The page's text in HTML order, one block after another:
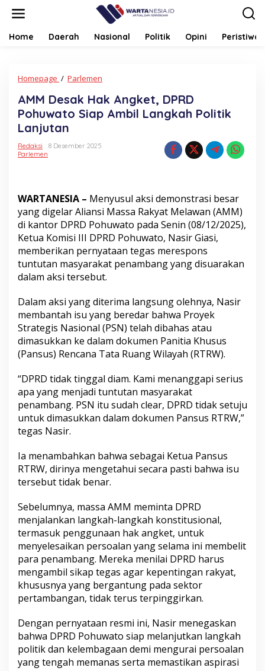
Home Daerah Nasional Politik Opini Peristiwa
Homepage / Parlemen
Hak
Angket,
DPRD
AMM Desak Hak Angket, DPRD
Pohuwato Siap Ambil Langkah Politik
Lanjutan
Redaksi
8 Desember 2025
Parlemen
WARTANESIA – Menyusul aksi demonstrasi besar
yang digelar Aliansi Massa Rakyat Melawan (AMM)
di kantor DPRD Pohuwato pada Senin (08/12/2025),
Ketua Komisi III DPRD Pohuwato, Nasir Giasi,
memberikan pernyataan tegas merespons
tuntutan masyarakat penambang yang disuarakan
dalam aksi tersebut.
Dalam aksi yang diterima langsung olehnya, Nasir
membantah isu yang beredar bahwa Proyek
Strategis Nasional (PSN) telah dibahas atau
dimasukkan ke dalam dokumen Panitia Khusus
(Pansus) Rencana Tata Ruang Wilayah (RTRW).
“DPRD tidak tinggal diam. Kami menanggapi serius
apa yang menjadi tuntutan masyarakat
penambang. PSN itu sudah clear, DPRD tidak setuju
untuk dimasukkan dalam dokumen Pansus RTRW,”
tegas Nasir.
Ia menambahkan bahwa sebagai Ketua Pansus
RTRW, dirinya mengetahui secara pasti bahwa isu
tersebut tidak benar.
Sebelumnya, massa AMM meminta DPRD
menjalankan langkah-langkah konstitusional,
termasuk penggunaan hak angket, untuk
menyelesaikan persoalan yang selama ini membelit
para penambang. Mereka menilai DPRD harus
mengambil sikap tegas agar kepentingan rakyat,
khususnya yang bergantung pada sektor
pertambangan, tidak terus terpinggirkan.
Dengan pernyataan resmi ini, Nasir menegaskan
bahwa DPRD Pohuwato siap melanjutkan langkah
politik dan kelembagaan demi mengurai persoalan
yang tengah memanas serta memastikan aspirasi